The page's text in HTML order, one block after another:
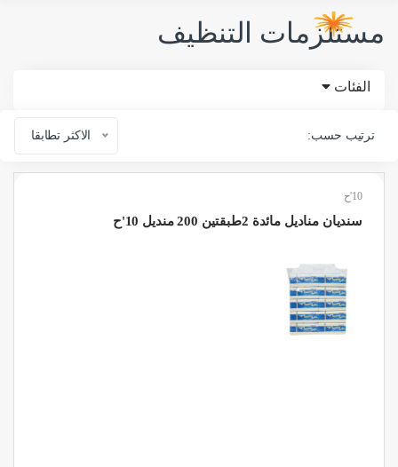
مستلزمات التنظيف
الفئات
ترتيب حسب: الاكثر تطابقا
10'ح
سنديان مناديل مائدة 2طبقتين 200 منديل 10'ح